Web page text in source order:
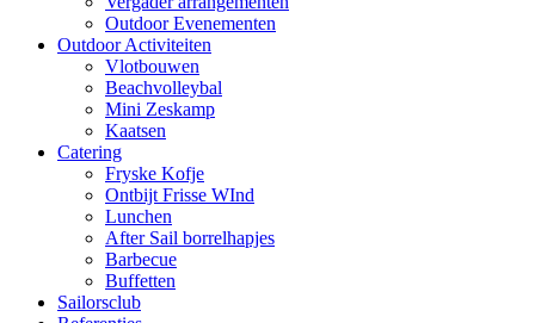
Outdoor Evenementen
Outdoor Activiteiten
Vlotbouwen
Beachvolleybal
Mini Zeskamp
Kaatsen
Catering
Fryske Kofje
Ontbijt Frisse WInd
Lunchen
After Sail borrelhapjes
Barbecue
Buffetten
Sailorsclub